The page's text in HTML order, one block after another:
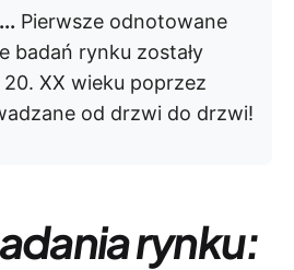
Pierwsze odnotowane
badań rynku zostały
XX wieku poprzez
od drzwi do drzwi!
rynku: